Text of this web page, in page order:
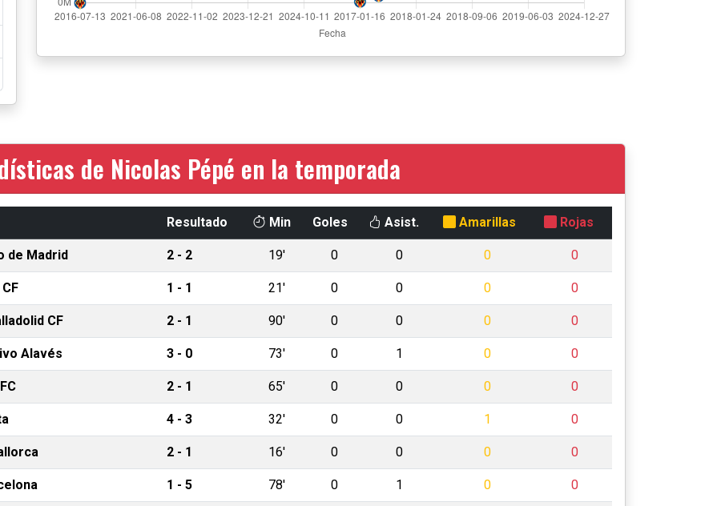
de Nicolas Pépé en la temporada
Resultado Min Goles Asist. Amarillas Rojas
de Madrid 2 - 2 19' 0 0 0 0
1 - 1 21' 0 0 0 0
CF 2 - 1 90' 0 0 0 0
Alavés 3 - 0 73' 0 1 0 0
2 - 1 65' 0 0 0 0
4 - 3 32' 0 0 1 0
2 - 1 16' 0 0 0 0
1 - 5 78' 0 1 0 0